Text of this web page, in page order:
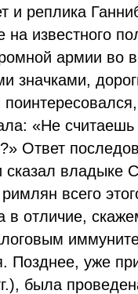
и реплика
на известного
армии во
значками,
«Не
Ответ
сказал владыке
всего
отличие,
Позднее, уже
была